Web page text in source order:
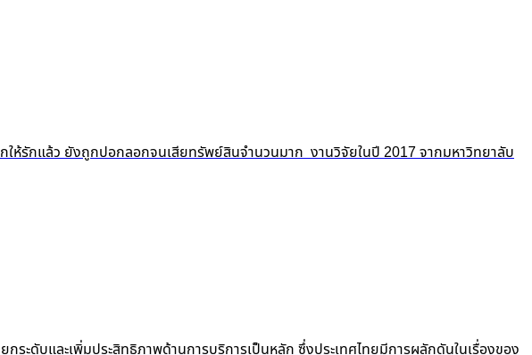
กให้รักแล้ว ยังถูกปอกลอกจนเสียทรัพย์สินจำนวนมาก งานวิจัยในปี 2017 จากมหาวิทยาลับ
ะดับและเพิ่มประสิทธิภาพด้านการบริการเป็นหลัก ซึ่งประเทศไทยมีการผลักดันในเรื่องของ